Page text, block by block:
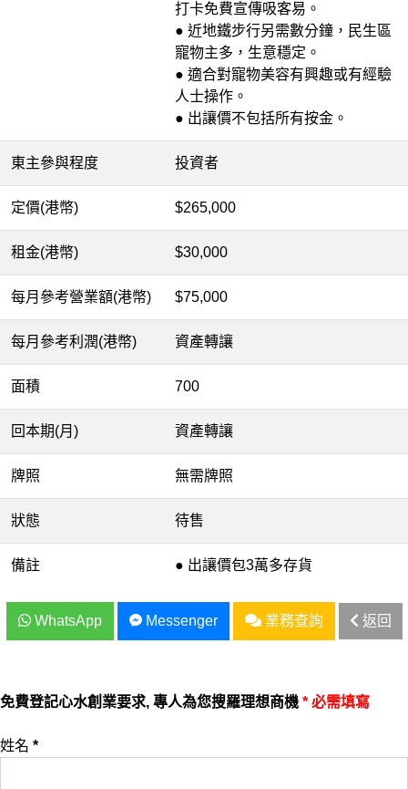
打卡免費宣傳吸客易。
● 近地鐵步行另需數分鐘，民生區
寵物主多，生意穩定。
● 適合對寵物美容有興趣或有經驗
人士操作。
● 出讓價不包括所有按金。
東主參與程度 投資者
定價(港幣) $265,000
租金(港幣) $30,000
每月參考營業額(港幣) $75,000
每月參考利潤(港幣) 資產轉讓
面積 700
回本期(月) 資產轉讓
牌照 無需牌照
狀態 待售
備註 ● 出讓價包3萬多存貨
WhatsApp Messenger 業務查詢 返回
免費登記心水創業要求, 專人為您搜羅理想商機 * 必需填寫
姓名 *